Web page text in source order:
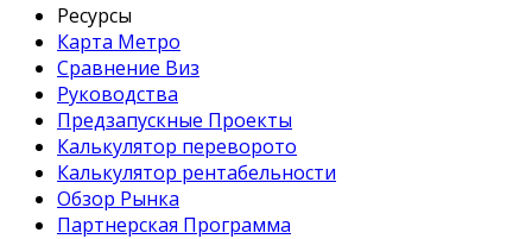
Ресурсы
Карта Метро
Сравнение Виз
Руководства
Предзапускные Проекты
Калькулятор переворото
Калькулятор рентабельности
Обзор Рынка
Партнерская Программа